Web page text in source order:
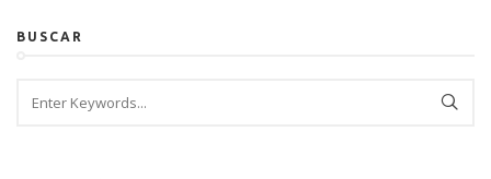
BUSCAR